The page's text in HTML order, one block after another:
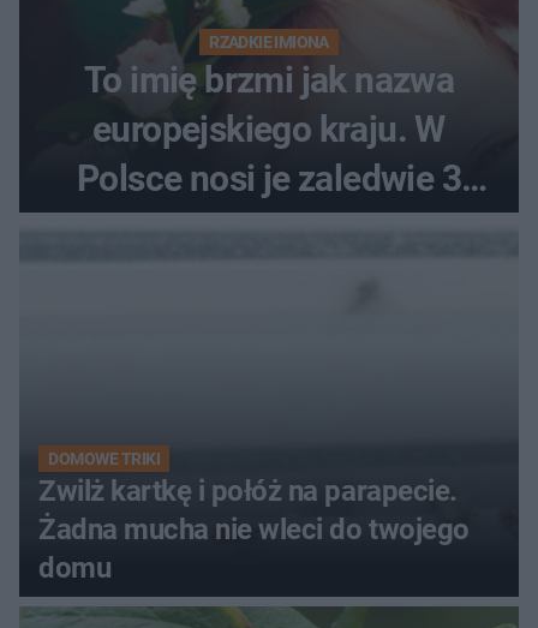
RZADKIE IMIONA
To imię brzmi jak nazwa
europejskiego kraju. W
Polsce nosi je zaledwie 3
kobiety
DOMOWE TRIKI
Zwilż kartkę i połóż na parapecie.
Żadna mucha nie wleci do twojego
domu